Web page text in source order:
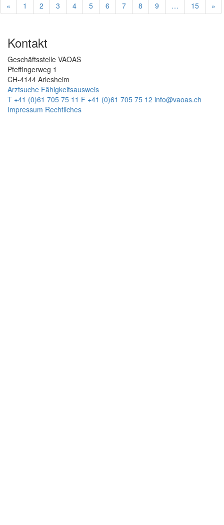
« 1 2 3 4 5 6 7 8 9 … 15 »
Kontakt
Geschäftsstelle VAOAS
Pfeffingerweg 1
CH-4144 Arlesheim
Arztsuche Fähigkeitsausweis
T +41 (0)61 705 75 11 F +41 (0)61 705 75 12 info@vaoas.ch
Impressum Rechtliches